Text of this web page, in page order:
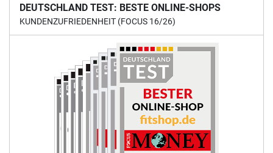
DEUTSCHLAND TEST: BESTE ONLINE-SHOPS
KUNDENZUFRIEDENHEIT (FOCUS 16/26)